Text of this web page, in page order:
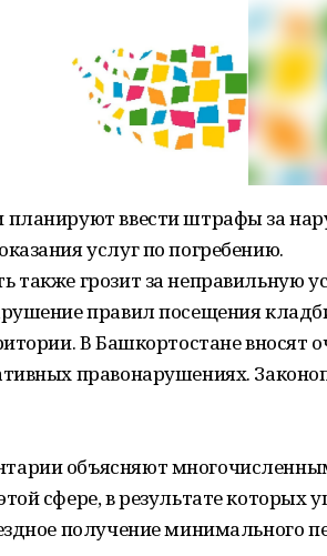
планируют ввести штрафы за
услуг по погребению.
также грозит за неправильную
правил посещения
В Башкортостане вносят
правонарушениях.
объясняют
сфере, в результате которых
получение минимального